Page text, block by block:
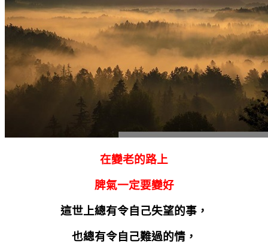
在變老的路上
脾氣一定要變好
這世上總有令自己失望的事，
也總有令自己難過的情，